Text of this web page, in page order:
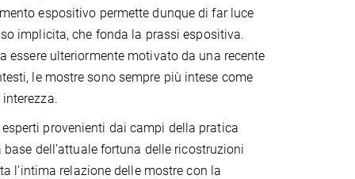
espositivo permette dunque di far luce
implicita, che fonda la prassi espositiva.
essere ulteriormente motivato da una recente
le mostre sono sempre più intese come
provenienti dai campi della pratica
dell’attuale fortuna delle ricostruzioni
l'intima relazione delle mostre con la